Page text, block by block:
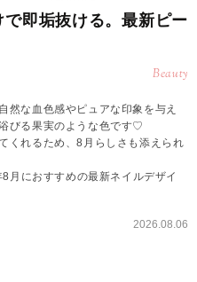
で即垢抜ける。最新ピー
Beauty
然な血色感やピュアな印象を与え
びる果実のような色です♡
くれるため、8月らしさも添えられ
月におすすめの最新ネイルデザイ
2026.08.06